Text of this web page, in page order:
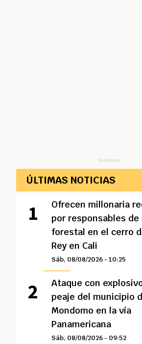
Publicidad
ÚLTIMAS NOTICIAS
Ofrecen millonaria
por responsables de
forestal en el cerro
Rey en Cali
Sáb, 08/08/2026 - 10:25
Ataque con
peaje del municipio
Mondomo en la vía
Panamericana
Sáb, 08/08/2026 - 09:52